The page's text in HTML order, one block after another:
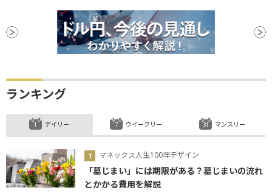
続伸 米国雇用統計
ランキング
デイリー
マネックス人生100年デザイン
「墓じまい」には期限がある？墓じまいの流れ
とかかる費用を解説
ウイークリー マンスリー